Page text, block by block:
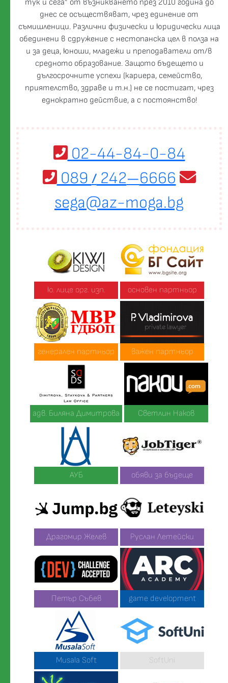
тук и сега” от възникването през 2010 година до
днес се осъществяват, чрез единение от
съмишленици. Различни физически и юридически лица
обединени в сдружение с нестопанска цел в полза на
и за деца, юноши, младежи и преподаватели от/в
средното образование. Защото бъдещето и
дългосрочните успехи (кариера, семейство,
приятелство, здраве и т.н.) не се постигат, чрез
еднократно действие, а с постоянство!
02-44-84-0-84
089 /242—6666
sega@az-moga.bg
ю. лице орг. изп. основен партньор
генерален партньор важен партньор
адв. Биляна Димитрова Светлин Наков
АУБ обяви за бъдеще
Драгомир Желев Руслан Летейски
Петър Събев game development
Musala Soft SoftUni